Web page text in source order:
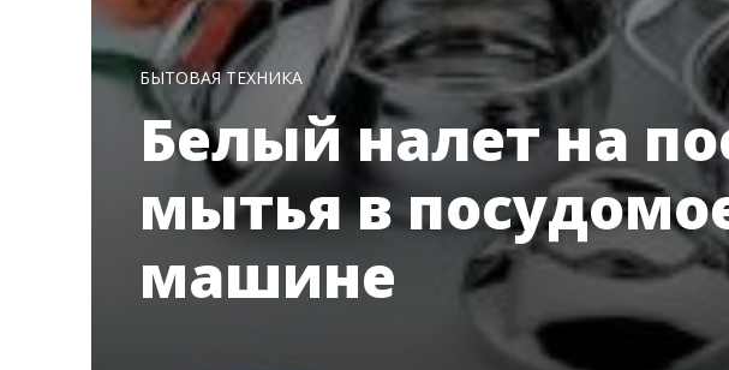
БЫТОВАЯ ТЕХНИКА
Белый налет на
мытья в
машине